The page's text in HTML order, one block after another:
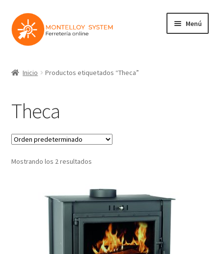
Ir
a
la
Ir
al
contenido
Menú
Jardin y Terraza
Maquinaria
Protección Laboral
Inicio Productos etiquetados “Theca”
Theca
Mostrando los 2 resultados